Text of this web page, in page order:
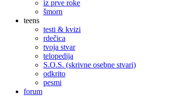
iz prve roke
šmorn
teens
testi & kvizi
rdečica
tvoja stvar
telopedija
S.O.S. (skrivne osebne stvari)
odkrito
pesmi
forum